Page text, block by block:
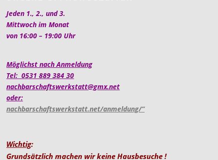
Jeden 1., 2., und 3.
Mittwoch im Monat
von 16:00 – 19:00 Uhr
Möglichst nach Anmeldung
Tel: 0531 889 384 30
nachbarschaftswerkstatt@gmx.net
oder:
nachbarschaftswerkstatt.net/anmeldung/”
Wichtig:
Grundsätzlich machen wir keine Hausbesuche !